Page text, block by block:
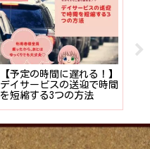
【予定の時間に遅れる！】
デイサービスの送迎で時間
を短縮する3つの方法